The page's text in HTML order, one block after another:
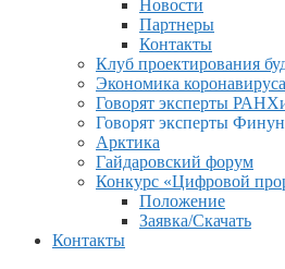
Новости
Партнеры
Контакты
Клуб проектирования
Экономика коронавируса
Говорят эксперты
Говорят эксперты
Арктика
Гайдаровский форум
Конкурс «Цифровой
Положение
Заявка/Скачать
Контакты